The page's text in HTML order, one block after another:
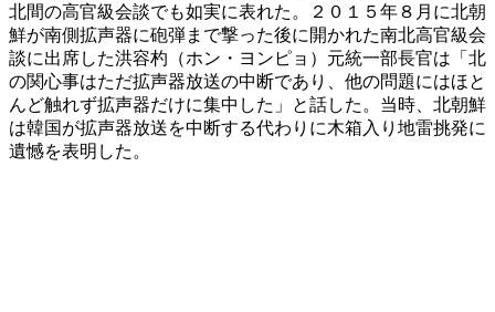
北間の高官級会談でも如実に表れた。２０１５年８月に北朝
鮮が南側拡声器に砲弾まで撃った後に開かれた南北高官級会
談に出席した洪容杓（ホン・ヨンピョ）元統一部長官は「北
の関心事はただ拡声器放送の中断であり、他の問題にはほと
んど触れず拡声器だけに集中した」と話した。当時、北朝鮮
は韓国が拡声器放送を中断する代わりに木箱入り地雷挑発に
遺憾を表明した。